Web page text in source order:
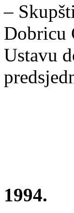
–
Dobricu
Ustavu
1994.